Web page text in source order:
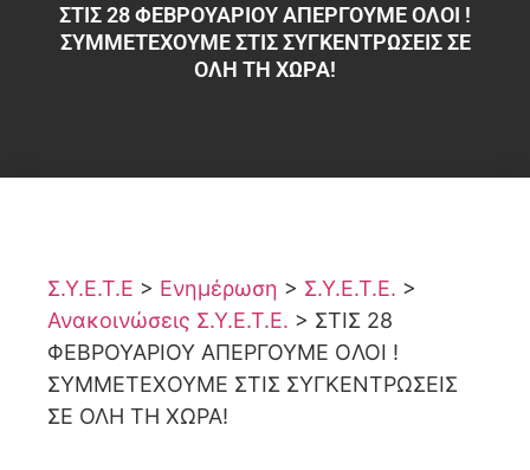
ΣΤΙΣ 28 ΦΕΒΡΟΥΑΡΙΟΥ ΑΠΕΡΓΟΥΜΕ OΛΟΙ !
ΣΥΜΜΕΤΕΧΟΥΜΕ ΣΤΙΣ ΣΥΓΚΕΝΤΡΩΣΕΙΣ ΣΕ
ΟΛΗ ΤΗ ΧΩΡΑ!
Σ.Υ.Ε.Τ.Ε > Ενημέρωση > Σ.Υ.Ε.Τ.Ε. >
Ανακοινώσεις Σ.Υ.Ε.Τ.Ε. > ΣΤΙΣ 28
ΦΕΒΡΟΥΑΡΙΟΥ ΑΠΕΡΓΟΥΜΕ OΛΟΙ !
ΣΥΜΜΕΤΕΧΟΥΜΕ ΣΤΙΣ ΣΥΓΚΕΝΤΡΩΣΕΙΣ
ΣΕ ΟΛΗ ΤΗ ΧΩΡΑ!